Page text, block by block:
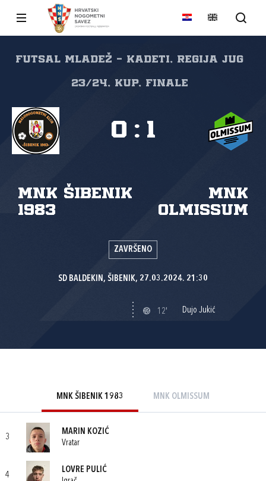
FUTSAL mladež - kadeti, regija jug
23/24, Kup, Finale
MNK Šibenik
1983
MNK
Olmissum
0 : 1
ZAVRŠENO
SD BALDEKIN, ŠIBENIK, 27.03.2024. 21:30
12' Dujo Jukić
MNK ŠIBENIK 1983 MNK OLMISSUM
3
MARIN KOZIĆ
Vratar
4
LOVRE PULIĆ